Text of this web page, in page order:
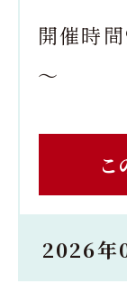
開催時
～
こ
2026年